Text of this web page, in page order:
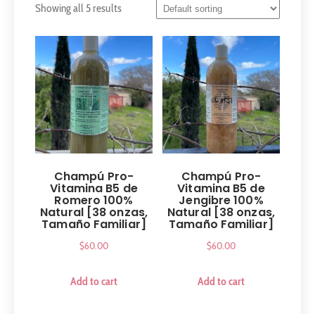
Showing all 5 results
Champú Pro-
Vitamina B5 de
Romero 100%
Natural [38 onzas,
Tamaño Familiar]
$60.00
Add to cart
Champú Pro-
Vitamina B5 de
Jengibre 100%
Natural [38 onzas,
Tamaño Familiar]
$60.00
Add to cart